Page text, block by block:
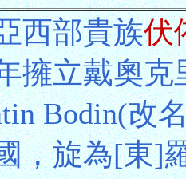
西部貴族伏
擁立戴奧
Bodin(改
，旋為[東]